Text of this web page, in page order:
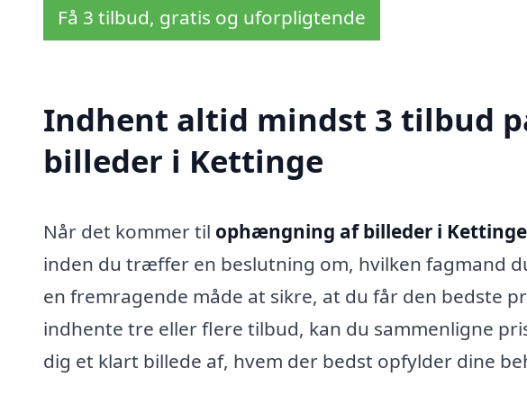
Få 3 tilbud, gratis og uforpligtende
Indhent altid mindst 3 tilbud
billeder i Kettinge
Når det kommer til ophængning af billeder i Kettinge
inden du træffer en beslutning om, hvilken fagmand
en fremragende måde at sikre, at du får den bedste
indhente tre eller flere tilbud, kan du sammenligne
dig et klart billede af, hvem der bedst opfylder dine